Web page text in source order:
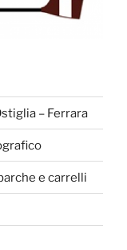
– Ferrara
e carrelli